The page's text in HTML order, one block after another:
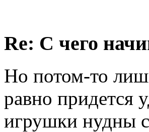
Re: С чего
Но потом-то
равно придется
игрушки нудны